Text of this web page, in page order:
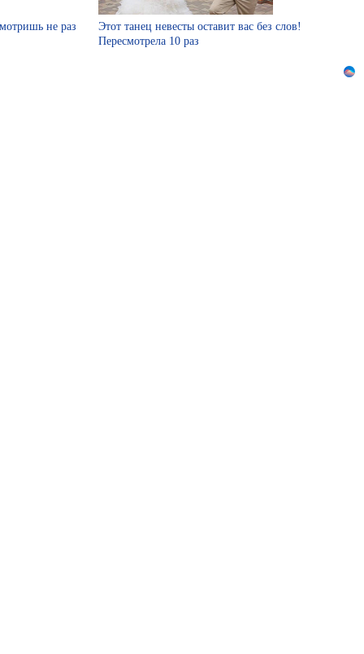
не раз
Этот танец невесты оставит вас без слов!
Пересмотрела 10 раз